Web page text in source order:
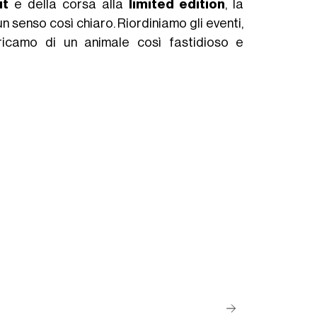
e della corsa alla limited edition, la
senso così chiaro. Riordiniamo gli eventi,
di un animale così fastidioso e